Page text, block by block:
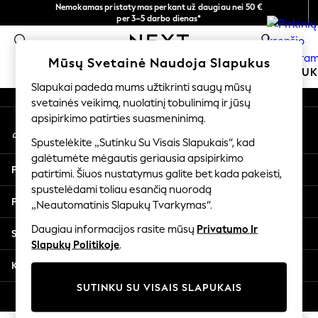
Nemokamas pristatymas perkant už daugiau nei 50 €
per 3–5 darbo dienas*
Dabar galite apsipirkti lietuvių kalba!
0
MOKYKLINĖ APRANGA MERGAITĖMS
SCHOOLWEAR
All Boys Schoolwear
Shoes
Trousers
Shorts
Shirts
Polo Shirts
Sweatshirts & Jumpers
Coats & Jackets
Underwear
Multipacks
All Boys Sport & Swimwear
An error occurred on client
Mūsų socialiniai tinklai
Mano paskyra
Prisijunkite prie savo paskyros
Pagalba
Privatumas ir teisinė informacija
Skyriai
Kitos paslaugos
Mūsų Svetainė Naudoja Slapukus
Slapukai padeda mums užtikrinti saugų mūsų
svetainės veikimą, nuolatinį tobulinimą ir jūsų
apsipirkimo patirties suasmeninimą.
Spustelėkite „Sutinku Su Visais Slapukais“, kad
galėtumėte mėgautis geriausia apsipirkimo
patirtimi. Šiuos nustatymus galite bet kada pakeisti,
spustelėdami toliau esančią nuorodą
„Neautomatinis Slapukų Tvarkymas“.
Daugiau informacijos rasite mūsų Privatumo Ir
Slapukų Politikoje.
SUTINKU SU VISAIS SLAPUKAIS